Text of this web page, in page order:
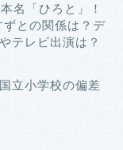
名「ひろと」！
との関係は？デ
テレビ出演は？
立小学校の偏差